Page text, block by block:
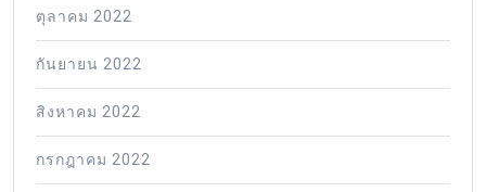
ตุลาคม 2022
กันยายน 2022
สิงหาคม 2022
กรกฎาคม 2022